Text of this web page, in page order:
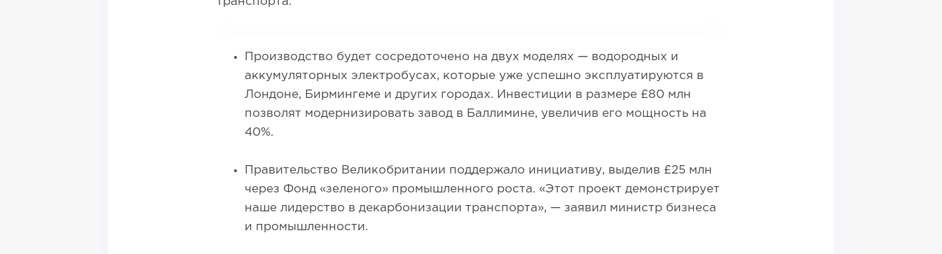
Производство будет сосредоточено на двух моделях — водородных и
аккумуляторных электробусах, которые уже успешно эксплуатируются в
Лондоне, Бирмингеме и других городах. Инвестиции в размере £80 млн
позволят модернизировать завод в Баллимине, увеличив его мощность на
40%.
Правительство Великобритании поддержало инициативу, выделив £25 млн
через Фонд «зеленого» промышленного роста. «Этот проект демонстрирует
наше лидерство в декарбонизации транспорта», — заявил министр бизнеса
и промышленности.